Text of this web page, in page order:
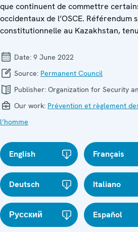
que continuent de commettre
occidentaux de l’OSCE. Référendum
constitutionnelle au Kazakhstan,
Date: 9 June 2022
Source: Permanent Council
Publisher: Organization for Security
Our work: Prévention et règlement
l’homme
English Français
Deutsch Italiano
Русский Español